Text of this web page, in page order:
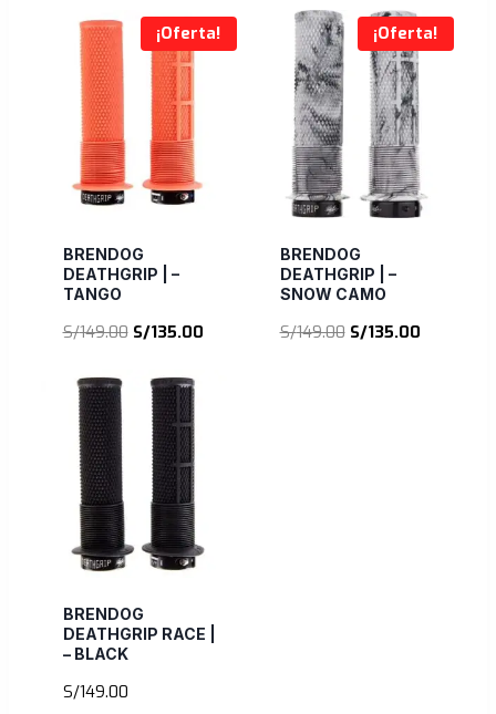
¡Oferta!
BRENDOG
DEATHGRIP | –
TANGO
S/149.00 El
original
era:
S/149.00.
S/135.00El
¡Oferta!
BRENDOG
DEATHGRIP | –
SNOW CAMO
S/149.00 El
S/135.00El
BRENDOG
DEATHGRIP RACE |
– BLACK
S/149.00